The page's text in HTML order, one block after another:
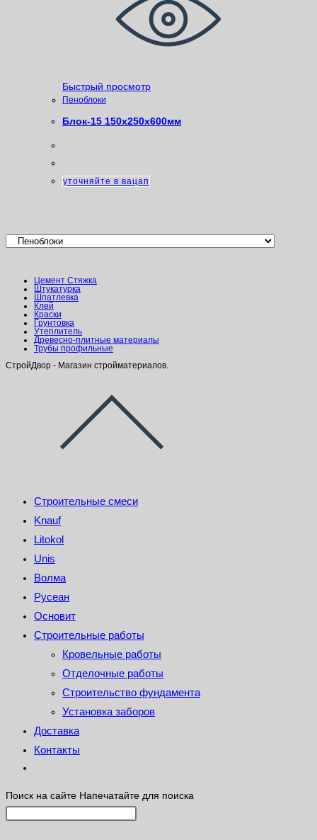
Быстрый просмотр
Пеноблоки
Блок-15 150х250х600мм
уточняйте в вацап
Цемент Стяжка
Штукатурка
Шпатлевка
Клей
Краски
Грунтовка
Утеплитель
Древесно-плитные материалы
Трубы профильные
СтройДвор - Магазин стройматериалов.
Строительные смеси
Knauf
Litokol
Unis
Волма
Русеан
Основит
Строительные работы
Кровельные работы
Отделочные работы
Строительство фундамента
Установка заборов
Доставка
Контакты
Поиск на сайте Напечатайте для поиска